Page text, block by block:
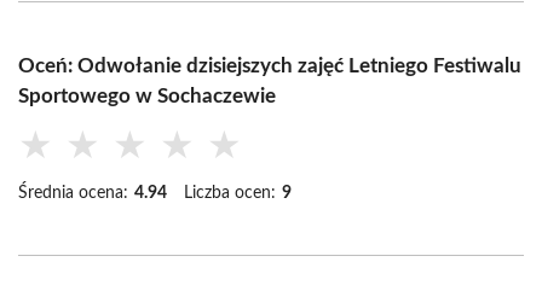
Oceń: Odwołanie dzisiejszych zajęć Letniego Festiwalu
Sportowego w Sochaczewie
★ ★ ★ ★ ★
Średnia ocena: 4.94 Liczba ocen: 9